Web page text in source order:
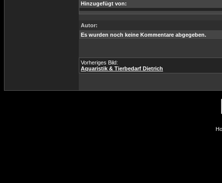
Hinzugefügt von:
Autor:
Es wurden noch keine Kommentare abgegeben.
Vorheriges Bild:
Aquaristik & Tierbedarf Dietrich